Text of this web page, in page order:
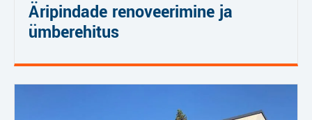
Äripindade renoveerimine ja
ümberehitus